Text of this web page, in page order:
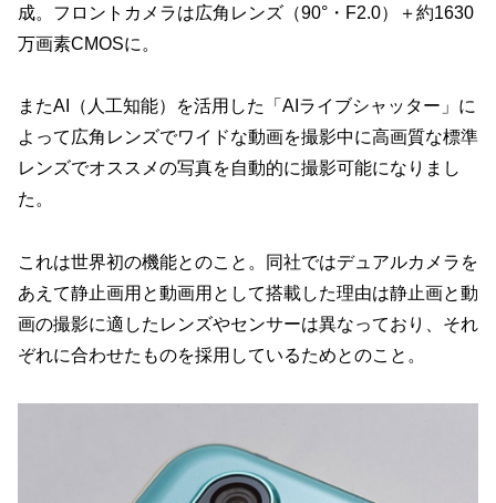
成。フロントカメラは広角レンズ（90°・F2.0）＋約1630
万画素CMOSに。
またAI（人工知能）を活用した「AIライブシャッター」に
よって広角レンズでワイドな動画を撮影中に高画質な標準
レンズでオススメの写真を自動的に撮影可能になりまし
た。
これは世界初の機能とのこと。同社ではデュアルカメラを
あえて静止画用と動画用として搭載した理由は静止画と動
画の撮影に適したレンズやセンサーは異なっており、それ
ぞれに合わせたものを採用しているためとのこと。